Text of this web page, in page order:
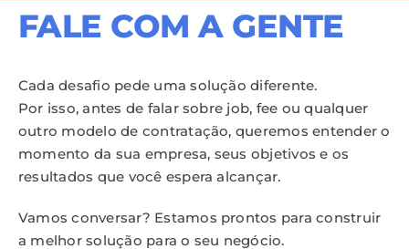
FALE COM A GENTE
Cada desafio pede uma solução diferente.
Por isso, antes de falar sobre job, fee ou qualquer
outro modelo de contratação, queremos entender o
momento da sua empresa, seus objetivos e os
resultados que você espera alcançar.
Vamos conversar? Estamos prontos para construir
a melhor solução para o seu negócio.